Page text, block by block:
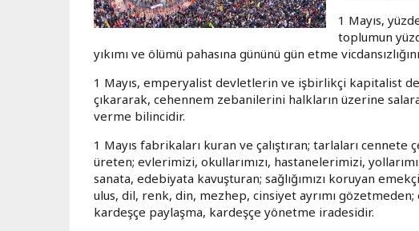
1 Mayıs,
toplumun
yıkımı ve ölümü pahasına gününü gün etme
1 Mayıs, emperyalist devletlerin ve işbirlikçi kapitalist
çıkararak, cehennem zebanilerini halkların üzerine
verme bilincidir.
1 Mayıs fabrikaları kuran ve çalıştıran; tarlaları cennete
üreten; evlerimizi, okullarımızı, hastanelerimizi,
sanata, edebiyata kavuşturan; sağlığımızı koruyan
ulus, dil, renk, din, mezhep, cinsiyet ayrımı
kardeşçe paylaşma, kardeşçe yönetme iradesidir.